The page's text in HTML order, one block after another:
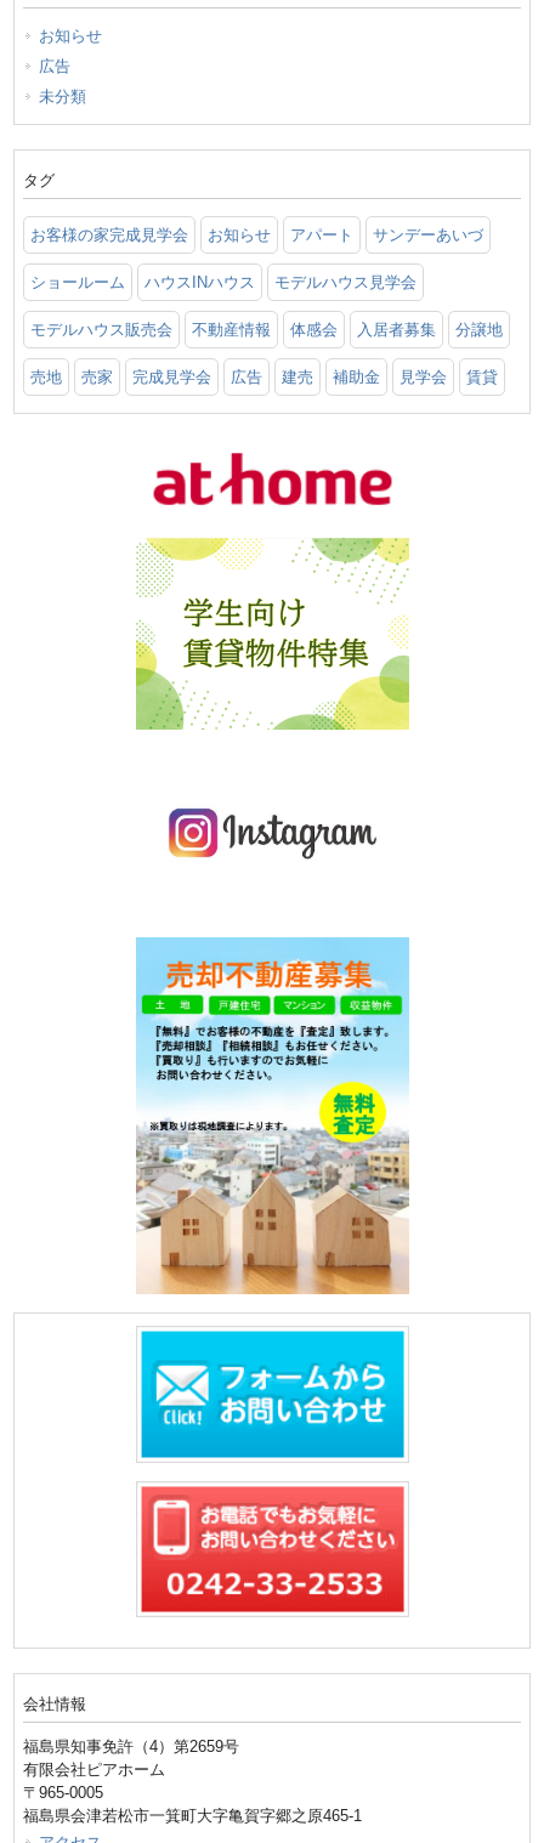
お知らせ
広告
未分類
タグ
お客様の家完成見学会 お知らせ アパート サンデーあいづ
ショールーム ハウスINハウス モデルハウス見学会
モデルハウス販売会 不動産情報 体感会 入居者募集 分譲地
売地 売家 完成見学会 広告 建売 補助金 見学会 賃貸
会社情報
福島県知事免許（4）第2659号
有限会社ピアホーム
〒965-0005
福島県会津若松市一箕町大字亀賀字郷之原465-1